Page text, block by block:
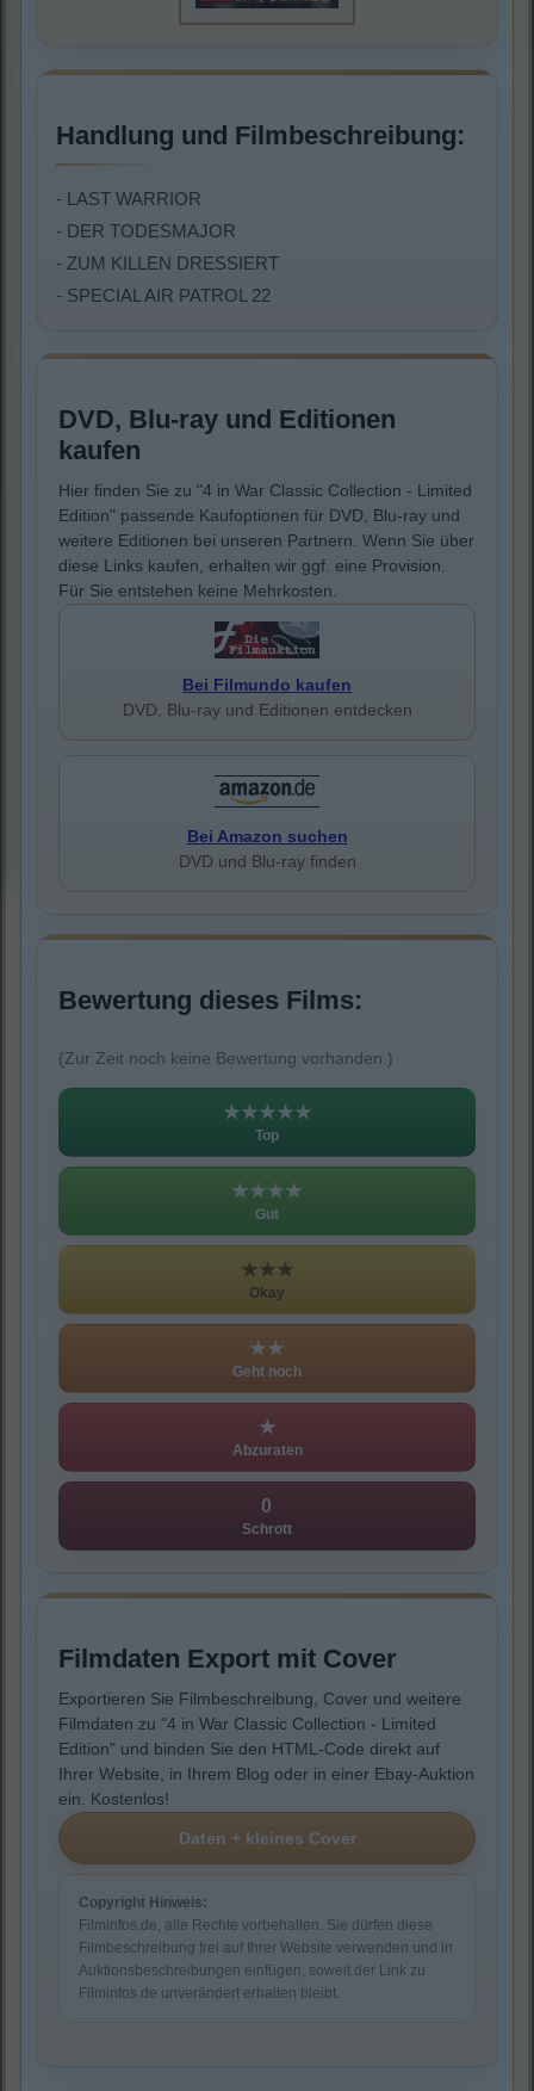
Handlung und Filmbeschreibung:
- LAST WARRIOR
- DER TODESMAJOR
- ZUM KILLEN DRESSIERT
- SPECIAL AIR PATROL 22
DVD, Blu-ray und Editionen
kaufen
Hier finden Sie zu "4 in War Classic Collection - Limited
Edition" passende Kaufoptionen für DVD, Blu-ray und
weitere Editionen bei unseren Partnern. Wenn Sie über
diese Links kaufen, erhalten wir ggf. eine Provision.
Für Sie entstehen keine Mehrkosten.
Bei Filmundo kaufen
DVD, Blu-ray und Editionen entdecken
Bei Amazon suchen
DVD und Blu-ray finden
Bewertung dieses Films:
(Zur Zeit noch keine Bewertung vorhanden.)
★★★★★
Top
★★★★
Gut
★★★
Okay
★★
Geht noch
★
Abzuraten
0
Schrott
Filmdaten Export mit Cover
Exportieren Sie Filmbeschreibung, Cover und weitere
Filmdaten zu "4 in War Classic Collection - Limited
Edition" und binden Sie den HTML-Code direkt auf
Ihrer Website, in Ihrem Blog oder in einer Ebay-Auktion
ein. Kostenlos!
Copyright Hinweis:
Filminfos.de, alle Rechte vorbehalten. Sie dürfen diese
Filmbeschreibung frei auf Ihrer Website verwenden und in
Auktionsbeschreibungen einfügen, soweit der Link zu
Filminfos.de unverändert erhalten bleibt.